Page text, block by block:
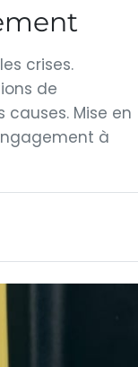
crises.
de
Mise en
à